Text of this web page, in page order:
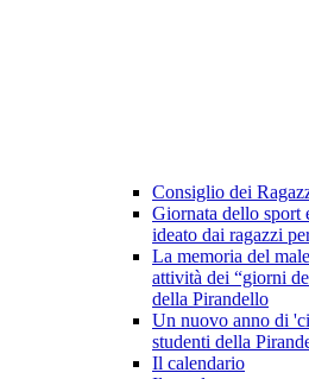
Consiglio dei
Giornata dello sport
ideato dai ragazzi
La memoria del
attività dei “giorni
della Pirandello
Un nuovo anno di
studenti della
Il calendario